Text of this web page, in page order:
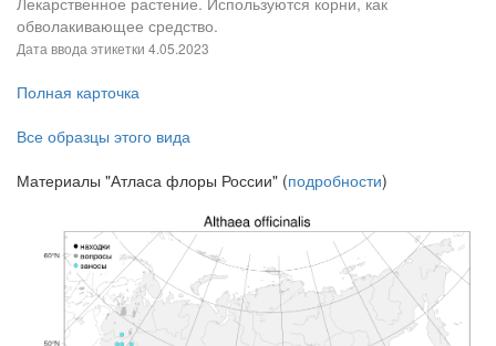
обволакивающее средство.
Дата ввода этикетки 4.05.2023
Полная карточка
Все образцы этого вида
Материалы "Атласа флоры России" (подробности)